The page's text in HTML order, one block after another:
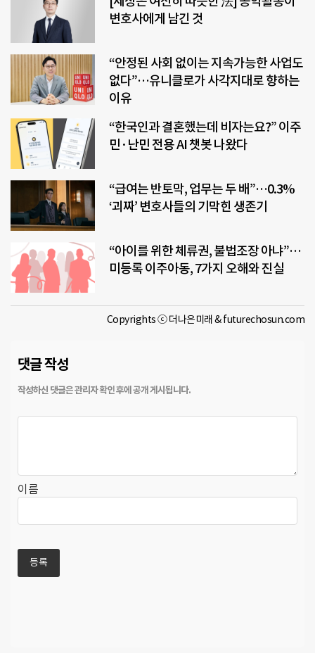
변호사에게 남긴 것
“안정된 사회 없이는 지속가능한 사업도
없다”…유니클로가 사각지대로 향하는
이유
“한국인과 결혼했는데 비자는요?” 이주
민·난민 전용 AI 챗봇 나왔다
“급여는 반토막, 업무는 두 배”…0.3%
‘괴짜’ 변호사들의 기막힌 생존기
“아이를 위한 체류권, 불법조장 아냐”…
미등록 이주아동, 7가지 오해와 진실
Copyrights ⓒ 더나은미래 & futurechosun.com
댓글 작성
이름